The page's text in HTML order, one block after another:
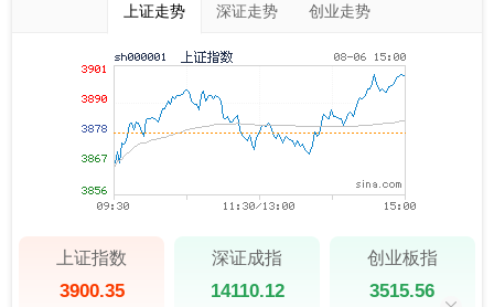
上证走势 深证走势 创业走势
上证指数
3900.35
深证成指
14110.12
创业板指
3515.56